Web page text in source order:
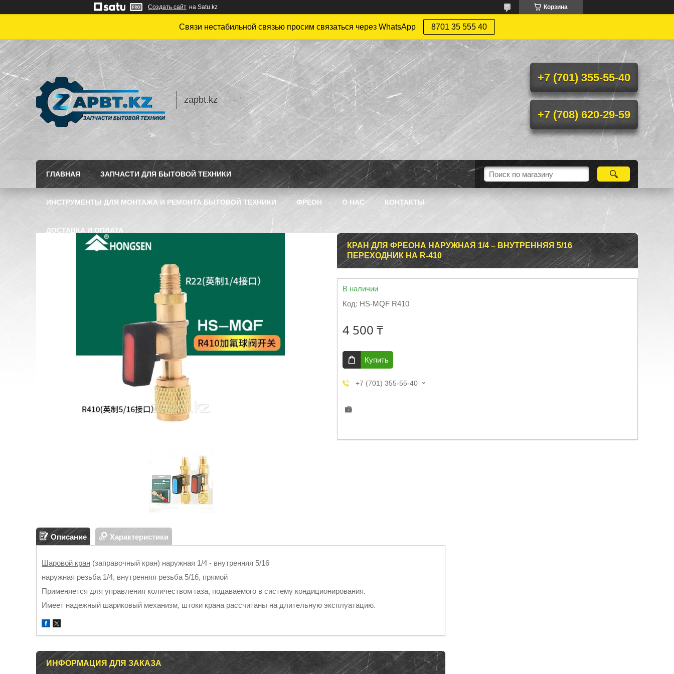
Создать сайт на Satu.kz Корзина
Связи нестабильной связью просим связаться через WhatsApp 8701 35 555 40
zapbt.kz
+7 (701) 355-55-40
+7 (708) 620-29-59
ГЛАВНАЯ ЗАПЧАСТИ ДЛЯ БЫТОВОЙ ТЕХНИКИ
ИНСТРУМЕНТЫ ДЛЯ МОНТАЖА И РЕМОНТА БЫТОВОЙ ТЕХНИКИ ФРЕОН О НАС КОНТАКТЫ
ДОСТАВКА И ОПЛАТА
КРАН ДЛЯ ФРЕОНА НАРУЖНАЯ 1/4 – ВНУТРЕННЯЯ 5/16
ПЕРЕХОДНИК НА R-410
В наличии
Код: HS-MQF R410
4 500 ₸
Купить
+7 (701) 355-55-40
Описание Характеристики
Шаровой кран (заправочный кран) наружная 1/4 - внутренняя 5/16
наружная резьба 1/4, внутренняя резьба 5/16, прямой
Применяется для управления количеством газа, подаваемого в систему кондиционирования.
Имеет надежный шариковый механизм, штоки крана рассчитаны на длительную эксплуатацию.
ИНФОРМАЦИЯ ДЛЯ ЗАКАЗА